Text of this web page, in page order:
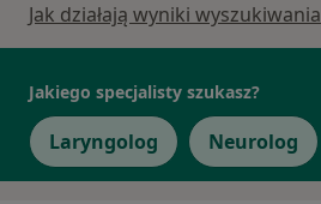
Jak działają wyniki wyszukiwania
Jakiego specjalisty szukasz?
Laryngolog Neurolog